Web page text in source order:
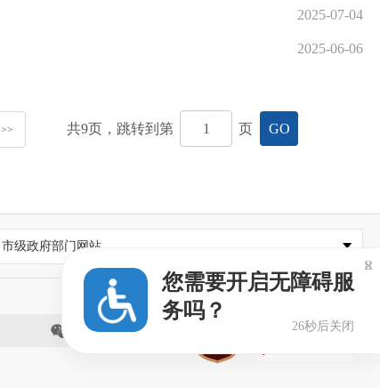
2025-07-04
2025-06-06
>> 共9页，跳转到第 页 GO
市级政府部门网站
微信
您需要开启无障碍服
务吗？
26秒后关闭
